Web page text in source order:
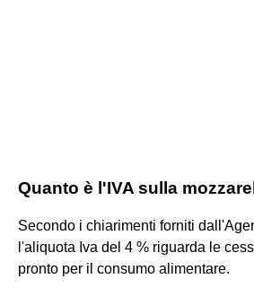
Quanto è l'IVA sulla
Secondo i chiarimenti forniti
l'aliquota Iva del 4 % riguarda le
pronto per il consumo alimentare.